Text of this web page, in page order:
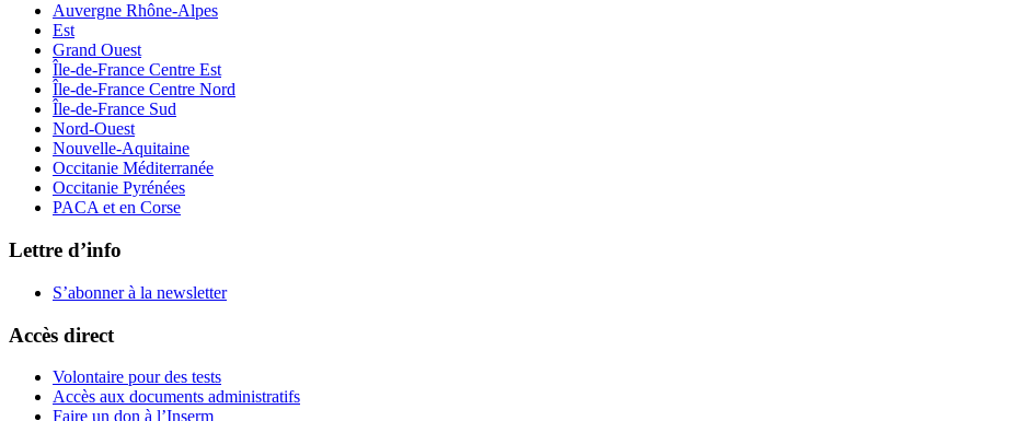
Auvergne Rhône-Alpes
Est
Grand Ouest
Île-de-France Centre Est
Île-de-France Centre Nord
Île-de-France Sud
Nord-Ouest
Nouvelle-Aquitaine
Occitanie Méditerranée
Occitanie Pyrénées
PACA et en Corse
Lettre d’info
S’abonner à la newsletter
Accès direct
Volontaire pour des tests
Accès aux documents administratifs
Faire un don à l’Inserm